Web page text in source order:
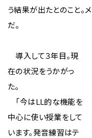
う結果が出たとのこと。
だ。
導入して３年目。現
在の状況をうかがっ
た。
「今はLL的な機能を
中心に使い授業をして
います。発音練習はテ